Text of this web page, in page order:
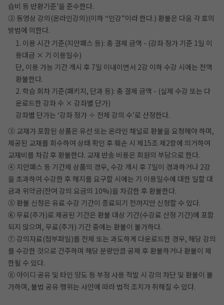
습비 등 반환기준'을 준수한다.
② 동영상 강의(온라인강의)(이하 “인강”이라 한다.) 환불은 다음 각 호의
방법에 의한다.
1. 이용 시간 기준(지안패스 등): 총 결제 금액 - (강좌 정가 기준 1일 이
용대금 × 기 이용일수)
단, 이용 가능 기간 개시 후 7일 이내이면서 2강 이하 수강 시에는 전액
환불한다.
2. 학습 회차 기준(패키지, 단과 등): 총 결제 금액 - (실제 수강 또는 다
운로드한 강좌 수 × 강좌별 단가)
강좌별 단가는 ‘강좌 정가 ÷ 전체 강의 수’로 산정한다.
③ 교재가 포함된 상품은 유선 또는 온라인 채널로 환불을 요청해야 하며,
제공된 교재를 회수하여 상태 확인 후 훼손 시 제15조 제2항에 의거하여
교재비를 차감 후 환불한다. 교재 반송 비용은 회원의 부담으로 한다.
④ 지안패스 등 기간제 상품의 경우, 수강 개시 후 7일이 경과하거나 2강
을 초과하여 수강한 후 해지를 요구할 시에는 기 이용일수에 대한 일할 대
금과 위약금(잔여 강의 요금의 10%)을 차감한 후 환불한다.
⑤ 환불 신청은 유료 수강 기간이 종료되기 전까지만 신청할 수 있다.
⑥ 무료(추가)로 제공된 기간은 환불 대상 기간(수강료 산정 기간)에 포함
되지 않으며, 무료(추가) 기간 중에는 환불이 불가하다.
⑦ 강의자료(첨부파일)를 전체 또는 과도하게 다운로드한 경우, 해당 강의
를 수강한 것으로 간주하며 해당 분량만큼 공제 후 환불하거나 환불이 제
한될 수 있다.
⑧ 아이디 공유 및 타인 양도 등 부정 사용 적발 시 강의 차단 및 환불이 불
가하며, 불법 공유 행위는 사안에 따라 법적 조치가 취해질 수 있다.